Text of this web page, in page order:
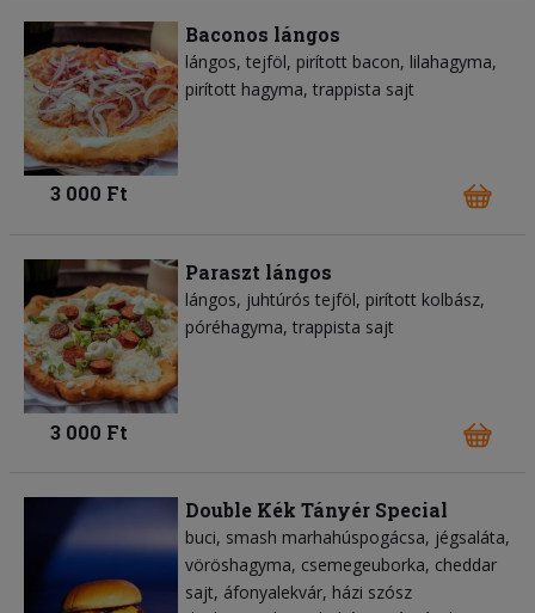
Baconos lángos
lángos tejföl pirított bacon lilahagyma
pirított hagyma trappista sajt
3 000 Ft
Paraszt lángos
lángos juhtúrós tejföl pirított kolbász
póréhagyma trappista sajt
3 000 Ft
Double Kék Tányér Special
buci smash marhahúspogácsa jégsaláta
vöröshagyma csemegeuborka cheddar
sajt áfonyalekvár házi szósz